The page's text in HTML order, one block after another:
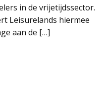
in de vrijetijdssector.
Leisurelands hiermee
aan de […]